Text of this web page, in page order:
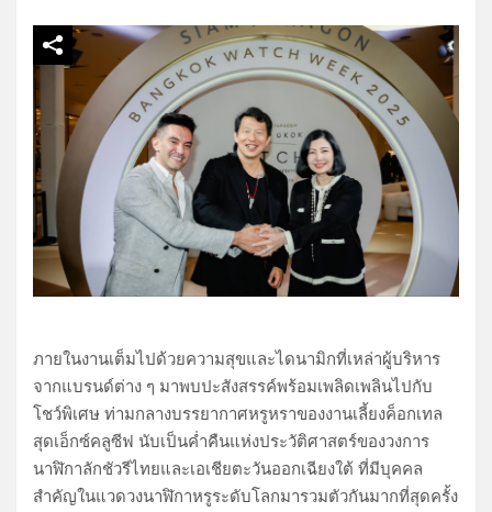
ภายในงานเต็มไปด้วยความสุขและไดนามิกที่เหล่าผู้บริหาร
จากแบรนด์ต่าง ๆ มาพบปะสังสรรค์พร้อมเพลิดเพลินไปกับ
โชว์พิเศษ ท่ามกลางบรรยากาศหรูหราของงานเลี้ยงค็อกเทล
สุดเอ็กซ์คลูซีฟ นับเป็นค่ำคืนแห่งประวัติศาสตร์ของวงการ
นาฬิกาลักชัวรีไทยและเอเชียตะวันออกเฉียงใต้ ที่มีบุคคล
สำคัญในแวดวงนาฬิกาหรูระดับโลกมารวมตัวกันมากที่สุดครั้ง